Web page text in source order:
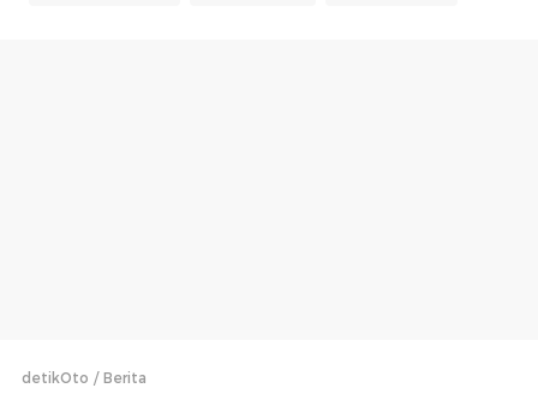
detikOto Berita